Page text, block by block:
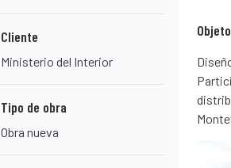
Cliente
Ministerio del Interior
Tipo de obra
Obra nueva